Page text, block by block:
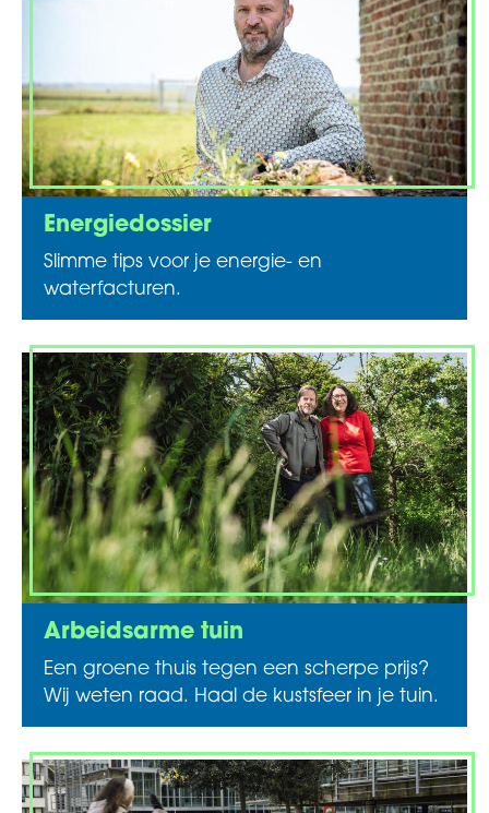
Energiedossier
Slimme tips voor je energie- en
waterfacturen.
Arbeidsarme tuin
Een groene thuis tegen een scherpe prijs?
Wij weten raad. Haal de kustsfeer in je tuin.